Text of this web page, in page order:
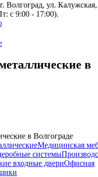
г. Волгоград, ул.
с 9:00 - 17:00).
в
в Волгограде
Медицинская
системы
входные двериОфисная